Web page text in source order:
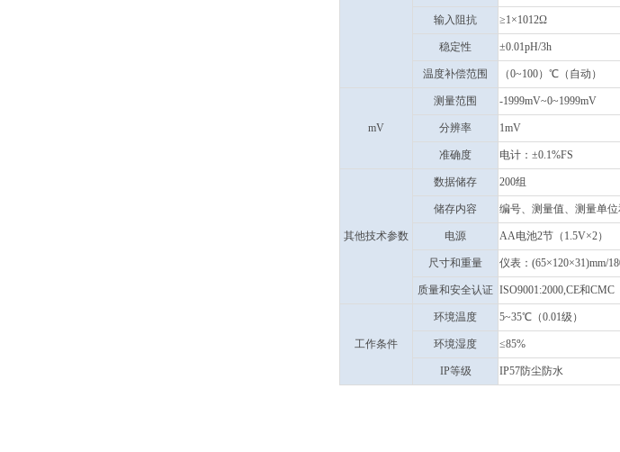
输入阻抗 ≥1×1012Ω
稳定性 ±0.01pH/3h
温度补偿范围 （0~100）℃（自动）
mV
测量范围 -1999mV~0~1999mV
分辨率 1mV
准确度 电计：±0.1%FS
其他技术参数
数据储存 200组
储存内容 编号、测量值、测量单位
电源 AA电池2节（1.5V×2）
尺寸和重量 仪表：(65×120×31)mm/
质量和安全认证 ISO9001:2000,CE和CMC
工作条件
环境温度 5~35℃（0.01级）
环境湿度 ≤85%
IP等级 IP57防尘防水